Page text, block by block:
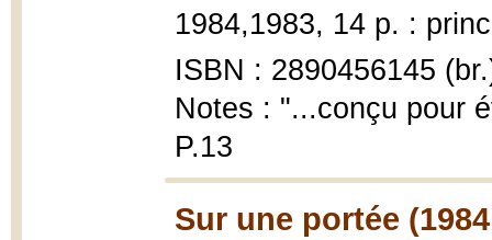
1984,1983, 14 p. :
ISBN : 2890456145
Notes : "...conçu pour
P.13
Sur une portée